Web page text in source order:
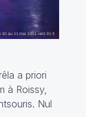
a priori
à Roissy,
Nul